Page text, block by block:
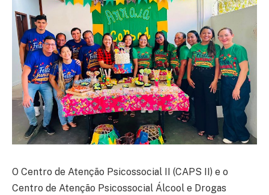
O Centro de Atenção Psicossocial II (CAPS II) e o
Centro de Atenção Psicossocial Álcool e Drogas